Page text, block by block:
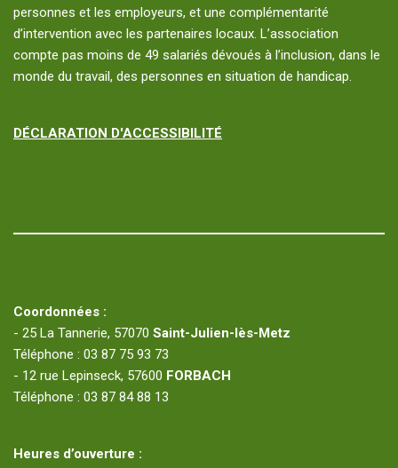
personnes et les employeurs, et une complémentarité
d’intervention avec les partenaires locaux. L’association
compte pas moins de 49 salariés dévoués à l’inclusion, dans le
monde du travail, des personnes en situation de handicap.
DÉCLARATION D'ACCESSIBILITÉ
Coordonnées :
- 25 La Tannerie, 57070 Saint-Julien-lès-Metz
Téléphone : 03 87 75 93 73
- 12 rue Lepinseck, 57600 FORBACH
Téléphone : 03 87 84 88 13
Heures d’ouverture :